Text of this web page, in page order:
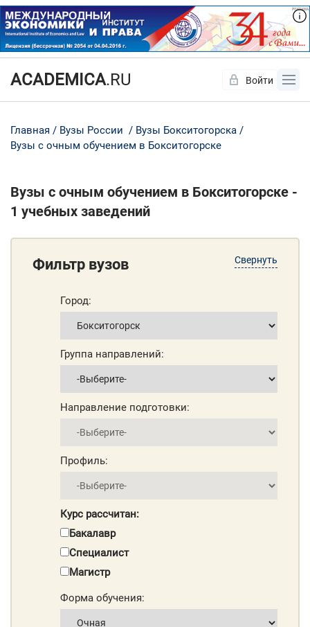
ACADEMICA.RU Войти
Главная Вузы России
Вузы Бокситогорска
Вузы с очным обучением в Бокситогорске
Вузы с очным обучением в Бокситогорске -
1 учебных заведений
Свернуть
Фильтр вузов
Город:
Группа направлений:
Направление подготовки:
Профиль:
Курс рассчитан:
Бакалавр
Специалист
Магистр
Форма обучения:
Да Нет